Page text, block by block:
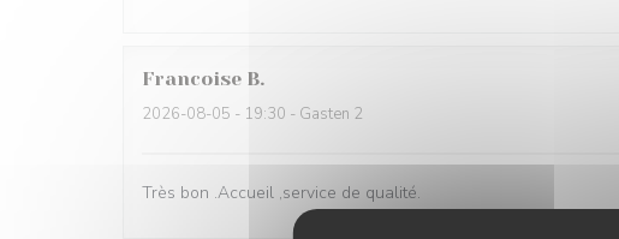
Francoise B
2026-08-05 - 19:30 - Gasten 2
Très bon .Accueil ,service de qualité.